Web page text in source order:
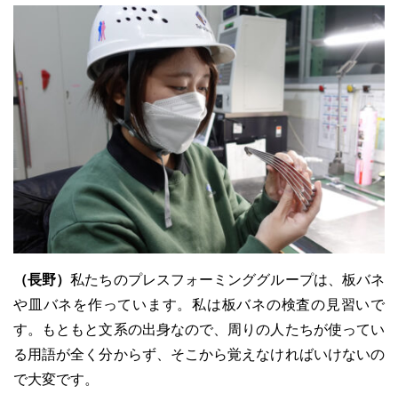
（長野）私たちのプレスフォーミンググループは、板バネ
や皿バネを作っています。私は板バネの検査の見習いで
す。もともと文系の出身なので、周りの人たちが使ってい
る用語が全く分からず、そこから覚えなければいけないの
で大変です。